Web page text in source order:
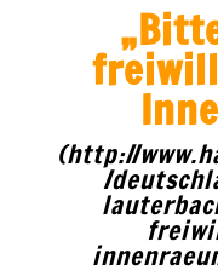
(http://
/